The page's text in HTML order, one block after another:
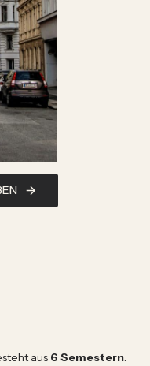
aus 6 Semestern.